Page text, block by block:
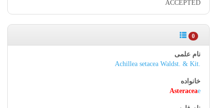
ACCEPTED
0
Achillea setacea Waldst. & Kit.
Asteraceae